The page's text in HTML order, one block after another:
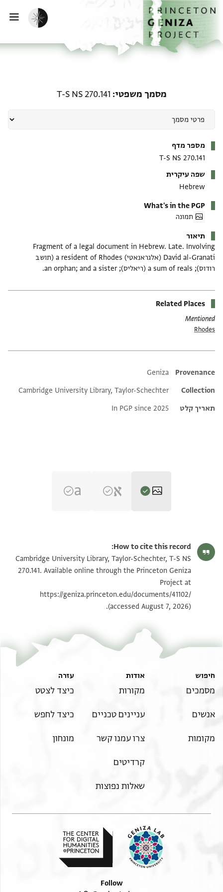
לתוכןהבית
הפעלת מצב כהה
מסמך משפטי T-S NS 270.141
מספר מדף
T-S NS 270.141
שפה עיקרית
Hebrew
What's in the PGP
תמונה
תיאור
Fragment of a legal document in Hebrew. Late. Involving
David al-Granati (אלגראנאטי) a resident of Rhodes (תושב
רודוס); a sum of reals (ריאליס); an orphan; and a sister.
Related Places
Mentioned
Rhodes
Additional metadata
Provenance
Geniza
Collection
Cambridge University Library, Taylor-Schechter
תאריך קלט
In PGP since 2025
T-S NS 270.141 1v הגדל וסובב
תנאי היתר שימוש בתצלום
How to cite this record:
Cambridge University Library, Taylor-Schechter, T-S NS
270.141. Available online through the Princeton Geniza
Project at
https://geniza.princeton.edu/documents/41102/
(accessed August 7, 2026).
חיפוש
מסמכים
אנשים
מקומות
אודות
מקורות
עניינים טכניים
צרו עמנו קשר
קרדיטים
שאלות נפוצות
עזרה
כיצד לצטט
כיצד לחפש
מונחון
Follow